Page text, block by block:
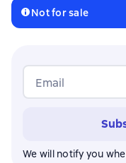
Not for sale
Email
We will notify you